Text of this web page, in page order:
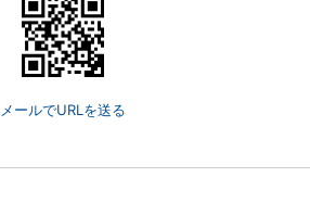
メールでURLを送る